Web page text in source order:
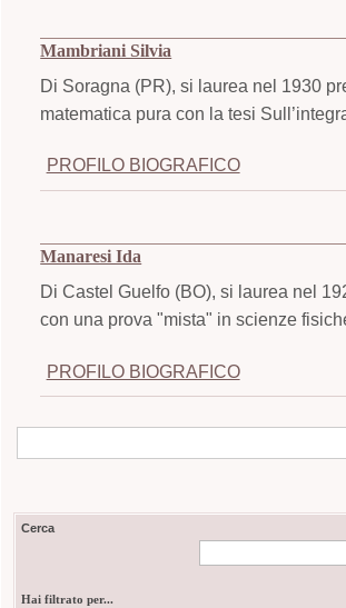
Mambriani Silvia
Di Soragna (PR), si laurea nel 1930
matematica pura con la tesi
PROFILO BIOGRAFICO
Manaresi Ida
Di Castel Guelfo (BO), si laurea nel
con una prova "mista" in scienze
PROFILO BIOGRAFICO
Cerca
Hai filtrato per...